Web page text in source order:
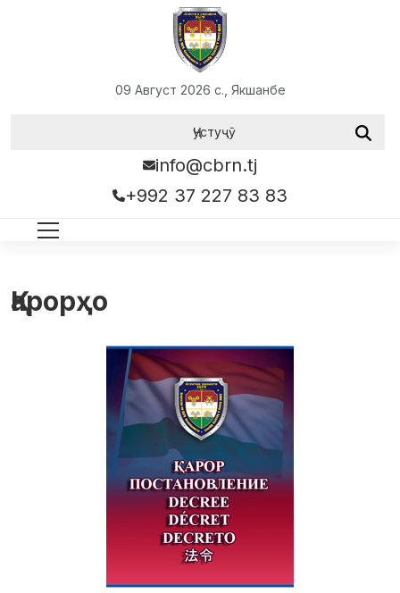
09 Август 2026 с., Якшанбе
info@cbrn.tj
+992 37 227 83 83
Қарорҳо